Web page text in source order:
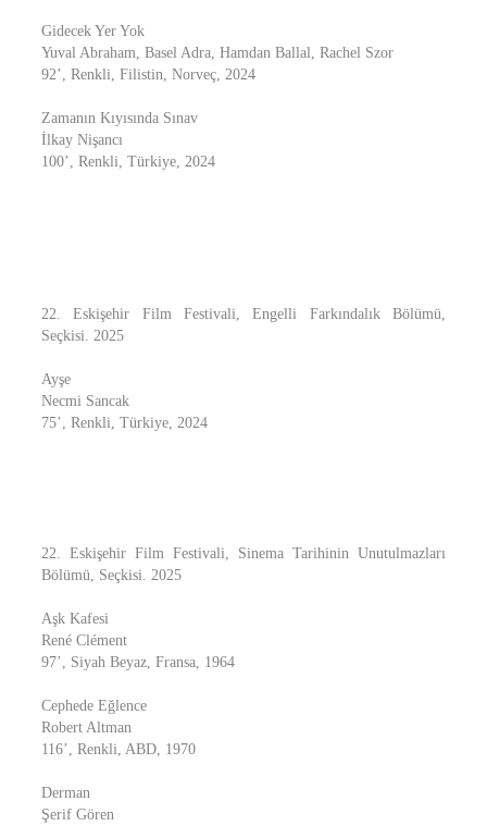
Gidecek Yer Yok
Yuval Abraham, Basel Adra, Hamdan Ballal, Rachel Szor
92’, Renkli, Filistin, Norveç, 2024
Zamanın Kıyısında Sınav
İlkay Nişancı
100’, Renkli, Türkiye, 2024
22. Eskişehir Film Festivali, Engelli Farkındalık Bölümü,
Seçkisi. 2025
Ayşe
Necmi Sancak
75’, Renkli, Türkiye, 2024
22. Eskişehir Film Festivali, Sinema Tarihinin Unutulmazları
Bölümü, Seçkisi. 2025
Aşk Kafesi
René Clément
97’, Siyah Beyaz, Fransa, 1964
Cephede Eğlence
Robert Altman
116’, Renkli, ABD, 1970
Derman
Şerif Gören